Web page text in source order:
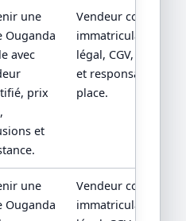
une
Ouganda
avec
prix
et
Vendeur
immatriculation/
légal, CGV,
et responsabilité
place.
une
Ouganda
Vendeur
immatriculation/